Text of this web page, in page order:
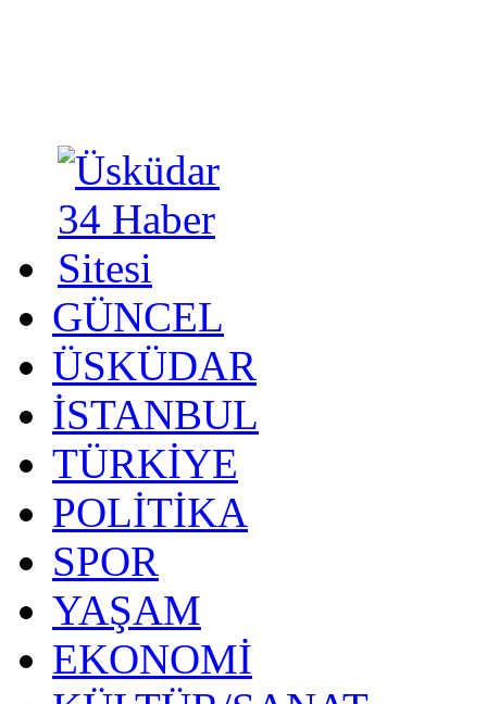
GÜNCEL
ÜSKÜDAR
İSTANBUL
TÜRKİYE
POLİTİKA
SPOR
YAŞAM
EKONOMİ